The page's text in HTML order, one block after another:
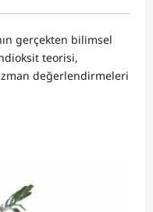
gerçekten bilimsel
teorisi,
değerlendirmeleri